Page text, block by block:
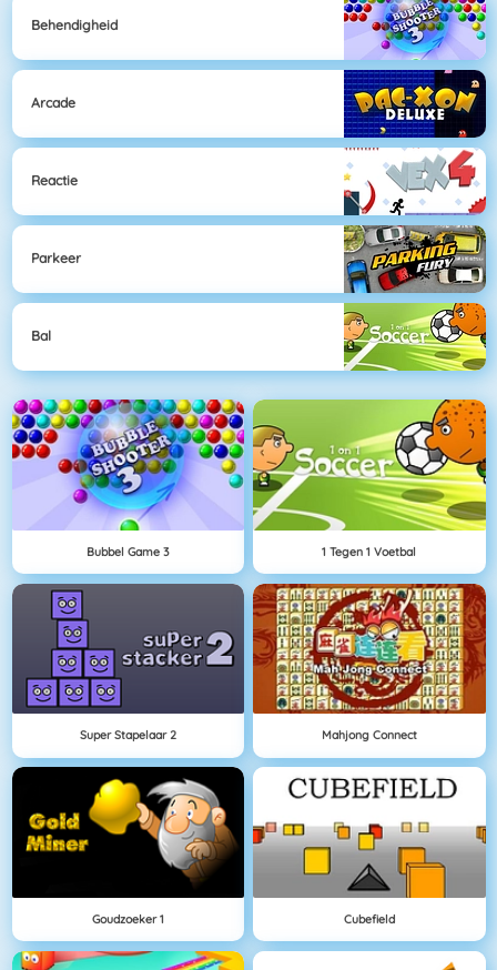
Behendigheid
Arcade
Reactie
Parkeer
Bal
Bubbel Game 3 1 Tegen 1 Voetbal
Super Stapelaar 2 Mahjong Connect
Goudzoeker 1 Cubefield